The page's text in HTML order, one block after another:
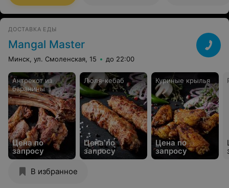
ДОСТАВКА ЕДЫ
Mangal Master
Минск, ул. Смоленская, 15 до 22:00
Антрекот из
баранины
Цена по
запросу
Люля-кебаб
Цена по
запросу
Куриные крылья
Цена по
запросу
В избранное